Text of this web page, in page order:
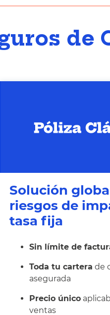
de
Solución
riesgos de
tasa fija
Sin límite de
Toda tu cartera de
asegurada
Precio único
ventas